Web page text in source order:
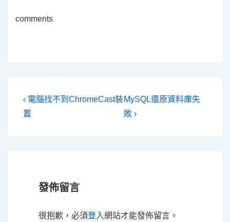
comments
文
章
Previous
Post
‹ 電腦找不到ChromeCast裝
置
Next
Post
MySQL還原資料庫失
敗 ›
發佈留言
很抱歉，必須登入網站才能發佈留言。